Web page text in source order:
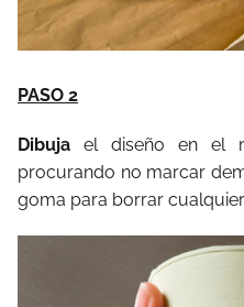
PASO 2
Dibuja el diseño en el
procurando no marcar
goma para borrar